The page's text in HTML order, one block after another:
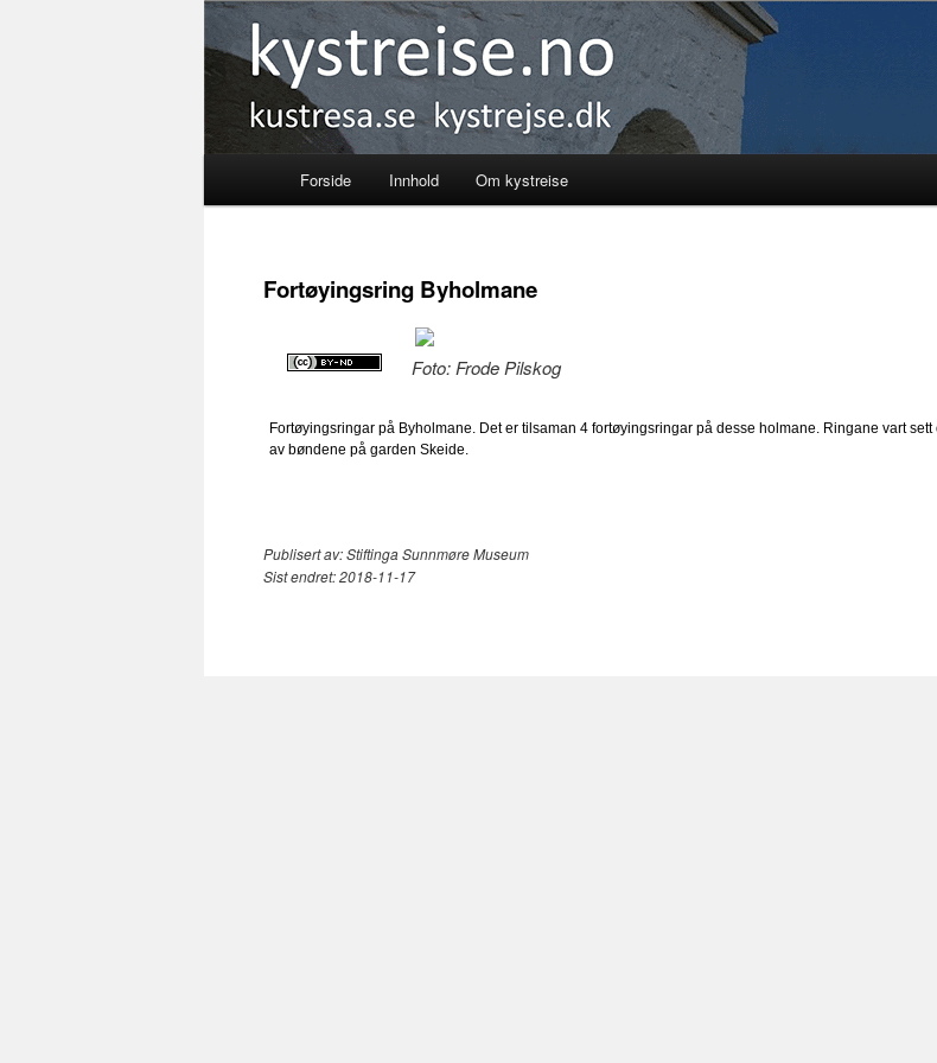
Kystreise
Skip
primary
content
Forside Innhold Om kystreise
Fortøyingsring Byholmane
Foto: Frode Pilskog
Fortøyingsringar på Byholmane. Det er tilsaman 4 fortøyingsringar på desse holmane. Ringane vart
av bøndene på garden Skeide.
Publisert av:Stiftinga Sunnmøre Museum
Sist endret:2018-11-17